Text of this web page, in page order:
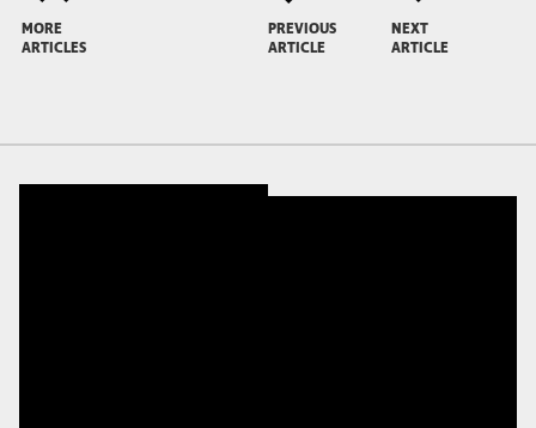
MORE
ARTICLES
PREVIOUS
ARTICLE
NEXT
ARTICLE